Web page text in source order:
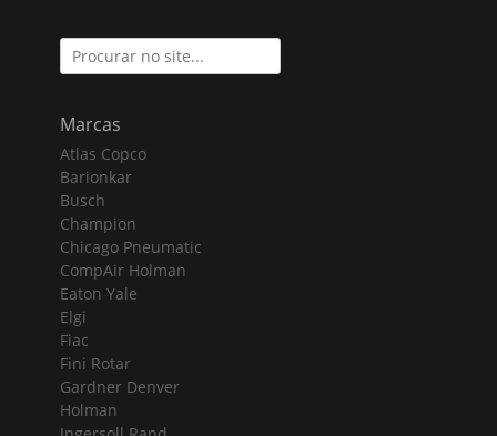
Search
for:
Marcas
Atlas Copco
Barionkar
Busch
Champion
Chicago Pneumatic
CompAir Holman
Eaton Yale
Elgi
Fiac
Fini Rotar
Gardner Denver
Holman